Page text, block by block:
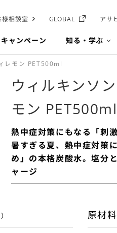
様相談室 GLOBAL アサ
キャンペーン 知る・学ぶ
レモン PET500ml
ウィルキンソ
モン PET500ml
熱中症対策にもなる「刺
暑すぎる夏、熱中症対策
め」の本格炭酸水。塩分
ャージ
原材